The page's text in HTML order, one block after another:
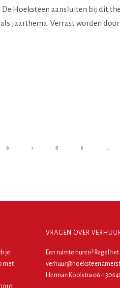
Hoeksteen aansluiten bij dit
jaarthema. Verrast worden
6 7 8 9 ...
je
met
VRAGEN OVER
Een ruimte huren? Regel
Herman Koolstra o6-